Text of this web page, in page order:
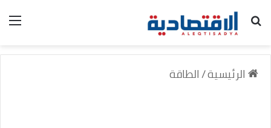
بحث عن
الرئيسية/الطاقة